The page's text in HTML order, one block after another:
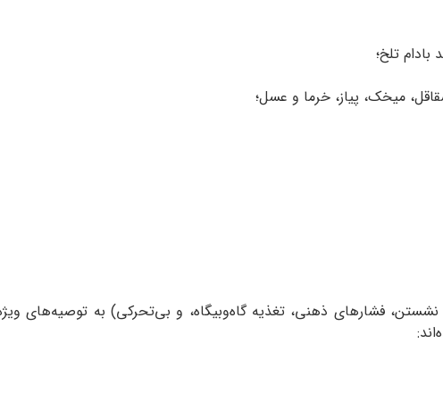
تلخ؛
میخک، پیاز، خرما و عسل؛
فشار‌های ذهنی، تغذیه‌ گاه‌وبیگاه، و بی‌تحرکی) به توصیه‌های